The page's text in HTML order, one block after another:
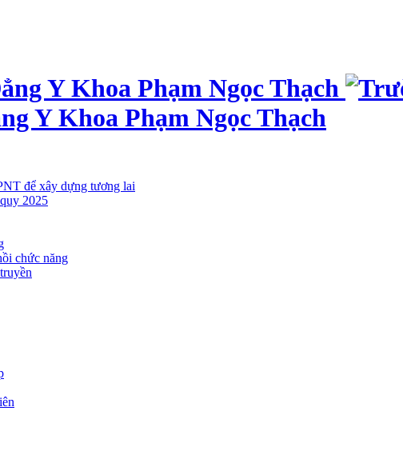
Y Khoa Phạm Ngọc Thạch
để xây dựng tương lai
2025
chức năng